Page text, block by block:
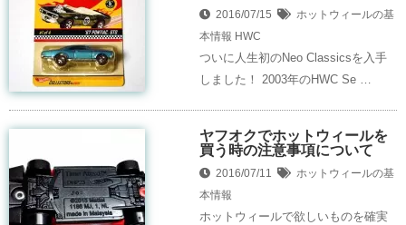
2016/07/15
ホットウィールの基
本情報 HWC
ついに人生初のNeo Classicsを入手
しました！ 2003年のHWC Se …
ヤフオクでホットウィールを
買う時の注意事項について
2016/07/11
ホットウィールの基
本情報
ホットウィールで欲しいものを確実